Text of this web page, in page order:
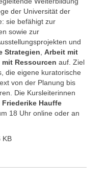
der Universität der
sie befähigt zur
sowie zur
und
Strategien Arbeit mit
mit Ressourcen auf. Ziel
die eigene kuratorische
von der Planung bis
Die Kursleiterinnen
Friederike Hauffe
18 Uhr online oder an
KB